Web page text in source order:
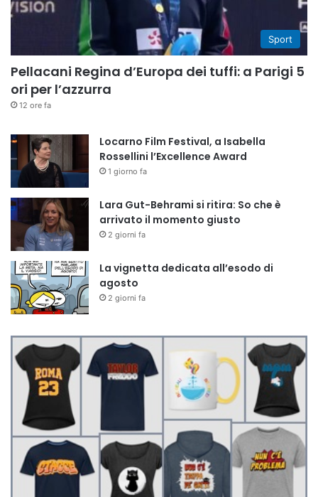
Sport
Pellacani Regina d’Europa dei tuffi: a Parigi 5
ori per l’azzurra
12 ore fa
Locarno Film Festival, a Isabella
Rossellini l’Excellence Award
1 giorno fa
Lara Gut-Behrami si ritira: So che è
arrivato il momento giusto
2 giorni fa
La vignetta dedicata all’esodo di
agosto
2 giorni fa